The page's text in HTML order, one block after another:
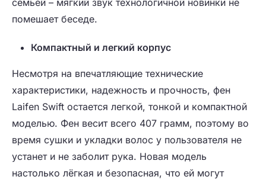
семьей – мягкий звук технологичной новинки не
помешает беседе.
Компактный и легкий корпус
Несмотря на впечатляющие технические
характеристики, надежность и прочность, фен
Laifen Swift остается легкой, тонкой и компактной
моделью. Фен весит всего 407 грамм, поэтому во
время сушки и укладки волос у пользователя не
устанет и не заболит рука. Новая модель
настолько лёгкая и безопасная, что ей могут